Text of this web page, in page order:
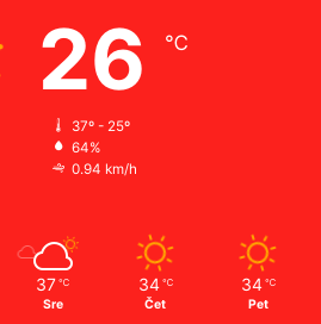
26 ℃
37º - 25º
64%
0.94 km/h
37 ℃
Sre
34 ℃
Čet
34 ℃
Pet